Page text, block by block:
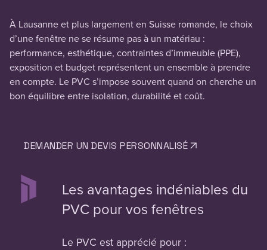
À Lausanne et plus largement en Suisse romande, le choix
d’une fenêtre ne se résume pas à un matériau :
performance, esthétique, contraintes d’immeuble (PPE),
exposition et budget représentent un ensemble à prendre
en compte. Le PVC s’impose souvent quand on cherche un
bon équilibre entre isolation, durabilité et coût.
DEMANDER UN DEVIS PERSONNALISÉ
Les avantages indéniables du
PVC pour vos fenêtres
Le PVC est apprécié pour :